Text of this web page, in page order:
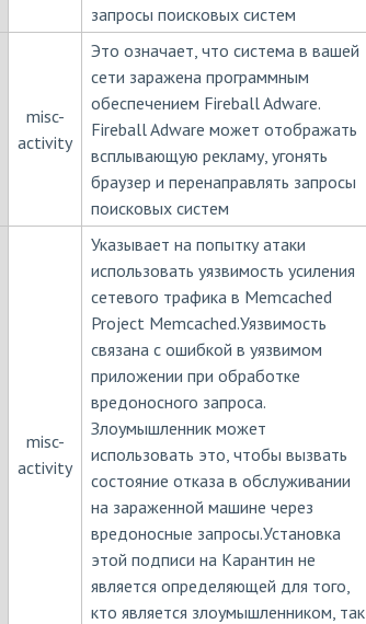
запросы поисковых систем
misc-
activity
Это означает, что система в вашей
сети заражена программным
обеспечением Fireball Adware.
Fireball Adware может отображать
всплывающую рекламу, угонять
браузер и перенаправлять запросы
поисковых систем
misc-
activity
Указывает на попытку атаки
использовать уязвимость усиления
сетевого трафика в Memcached
Project Memcached.Уязвимость
связана с ошибкой в уязвимом
приложении при обработке
вредоносного запроса.
Злоумышленник может
использовать это, чтобы вызвать
состояние отказа в обслуживании
на зараженной машине через
вредоносные запросы.Установка
этой подписи на Карантин не
является определяющей для того,
кто является злоумышленником, так